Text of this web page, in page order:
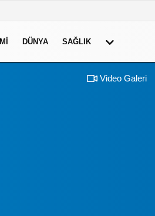
DÜNYA SAĞLIK
Video Galeri